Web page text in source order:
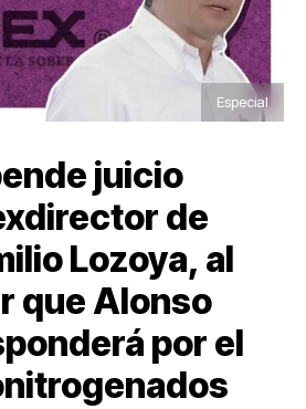
Especial
juicio
de
Lozoya, al
que Alonso
por el